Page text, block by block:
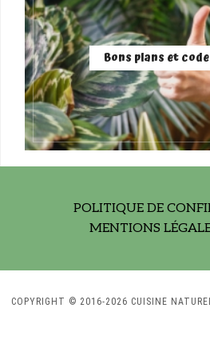
Bons plans et
POLITIQUE DE
MENTIONS
COPYRIGHT © 2016-2026 CUISINE